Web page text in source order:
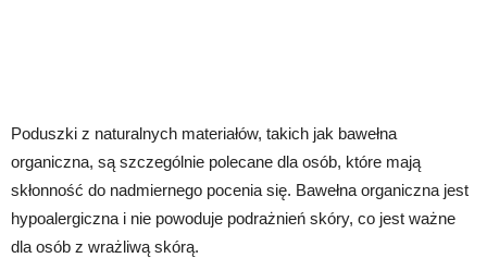
Poduszki z naturalnych materiałów, takich jak bawełna
organiczna, są szczególnie polecane dla osób, które mają
skłonność do nadmiernego pocenia się. Bawełna organiczna jest
hypoalergiczna i nie powoduje podrażnień skóry, co jest ważne
dla osób z wrażliwą skórą.